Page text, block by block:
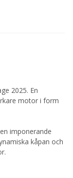
2025. En
motor i form
imponerande
kåpan och